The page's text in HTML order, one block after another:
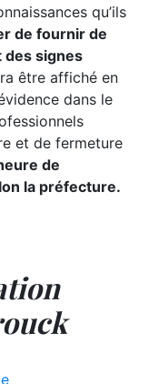
qu’ils
de fournir de
des signes
être affiché en
dans le
et de fermeture
de
la préfecture.